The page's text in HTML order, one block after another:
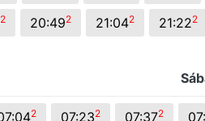
2 20:492 21:042 21:222
2 07:232 07:372